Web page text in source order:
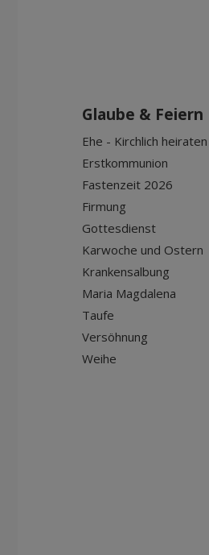
Glaube & Feiern
Ehe - Kirchlich heiraten
Erstkommunion
Fastenzeit 2026
Firmung
Gottesdienst
Karwoche und Ostern
Krankensalbung
Maria Magdalena
Taufe
Versöhnung
Weihe